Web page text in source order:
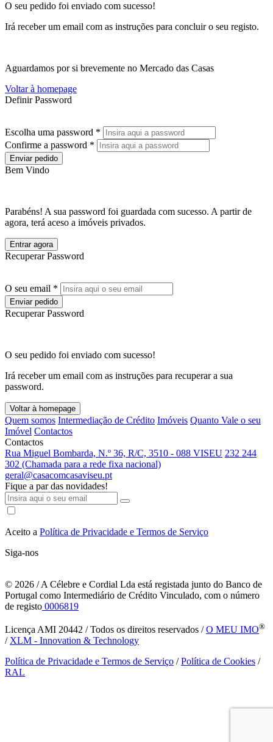
O seu pedido foi enviado com sucesso!
Irá receber um email com as instruções para concluir o seu registo.
Aguardamos por si brevemente no Mercado das Casas
Voltar à homepage
Definir Password
Escolha uma password *
Confirme a password *
Enviar pedido
Bem Vindo
Parabéns! A sua password foi guardada com sucesso. A partir de
agora, terá aceso a imóveis privados.
Entrar agora
Recuperar Password
O seu email *
Enviar pedido
Recuperar Password
O seu pedido foi enviado com sucesso!
Irá receber um email com as instruções para recuperar a sua
password.
Voltar à homepage
Quem somos Intermediação de Crédito Imóveis Quanto Vale o seu
Imóvel Contactos
Contactos
Rua Miguel Bombarda, N.º 36, R/C, 3510 - 088 VISEU 232 244
302 (Chamada para a rede fixa nacional)
geral@casacomcasaviseu.pt
Fique a par das novidades!
Aceito a Política de Privacidade e Termos de Serviço
Siga-nos
© 2026 / A Célebre e Cordial Lda está registada junto do Banco de
Portugal como Intermediário de Crédito Vinculado, com o número
de registo 0006819
Licença AMI 20442 / Todos os direitos reservados /O MEU IMO®
/ XLM - Innovation & Technology
Política de Privacidade e Termos de Serviço /Política de Cookies /
RAL